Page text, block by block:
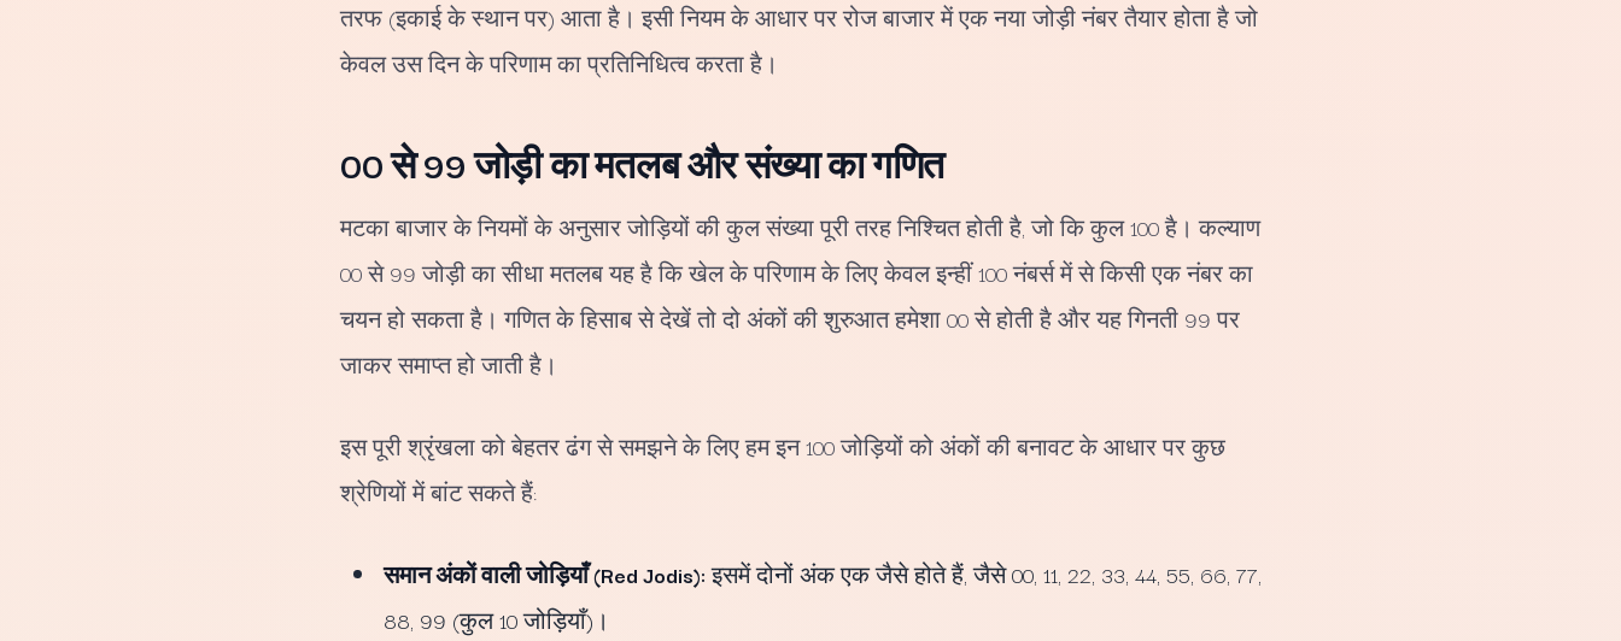
तरफ (इकाई के स्थान पर) आता है। इसी नियम के आधार पर रोज बाजार में एक नया जोड़ी नंबर तैयार होता है जो
केवल उस दिन के परिणाम का प्रतिनिधित्व करता है।
00 से 99 जोड़ी का मतलब और संख्या का गणित
मटका बाजार के नियमों के अनुसार जोड़ियों की कुल संख्या पूरी तरह निश्चित होती है, जो कि कुल 100 है। कल्याण
00 से 99 जोड़ी का सीधा मतलब यह है कि खेल के परिणाम के लिए केवल इन्हीं 100 नंबर्स में से किसी एक नंबर का
चयन हो सकता है। गणित के हिसाब से देखें तो दो अंकों की शुरुआत हमेशा 00 से होती है और यह गिनती 99 पर
जाकर समाप्त हो जाती है।
इस पूरी श्रृंखला को बेहतर ढंग से समझने के लिए हम इन 100 जोड़ियों को अंकों की बनावट के आधार पर कुछ
श्रेणियों में बांट सकते हैं:
समान अंकों वाली जोड़ियाँ (Red Jodis):इसमें दोनों अंक एक जैसे होते हैं, जैसे 00, 11, 22, 33, 44, 55, 66, 77,
88, 99 (कुल 10 जोड़ियाँ)।